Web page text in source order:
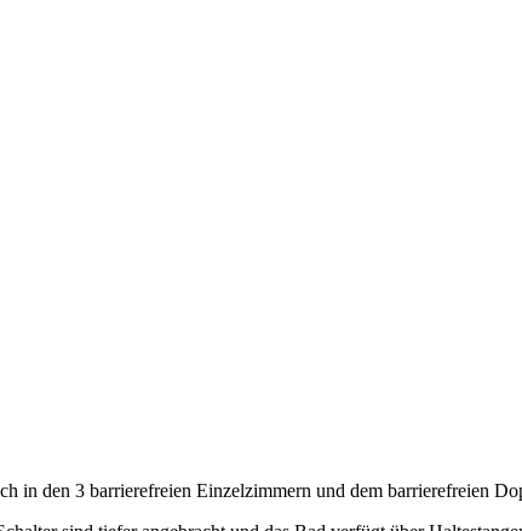
in den 3 barrierefreien Einzelzimmern und dem barrierefreien